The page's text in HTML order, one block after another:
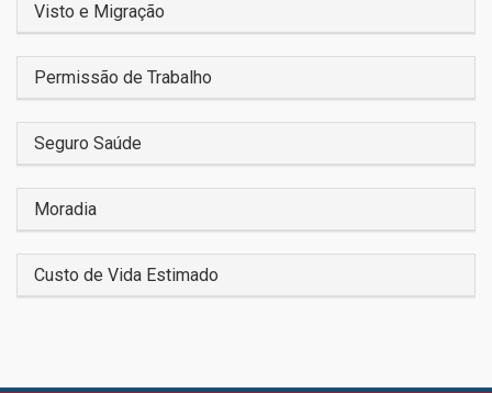
Visto e Migração
Permissão de Trabalho
Seguro Saúde
Moradia
Custo de Vida Estimado